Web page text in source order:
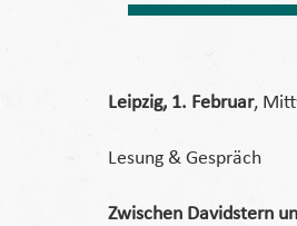
Leipzig, 1. Februar,
Lesung & Gespräch
Zwischen Davidstern